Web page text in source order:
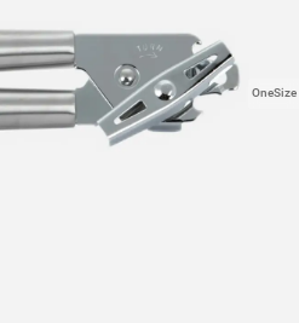
OneSize